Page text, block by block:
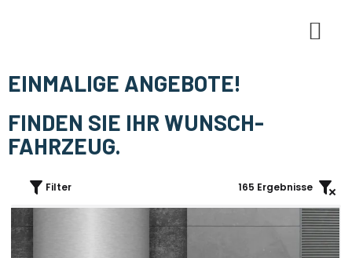
EINMALIGE ANGEBOTE!
FINDEN SIE IHR WUNSCH-
FAHRZEUG.
Filter 165 Ergebnisse